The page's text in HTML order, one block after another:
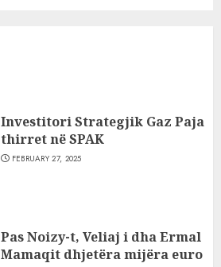
Investitori Strategjik Gaz Paja
thirret në SPAK
FEBRUARY 27, 2025
Pas Noizy-t, Veliaj i dha Ermal
Mamaqit dhjetëra mijëra euro